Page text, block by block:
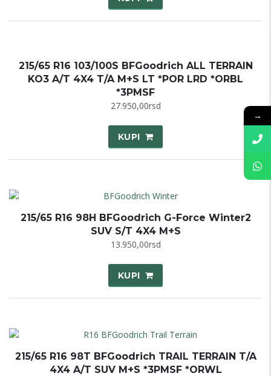
215/65 R16 103/100S BFGoodrich ALL TERRAIN
KO3 A/T 4X4 T/A M+S LT *POR LRD *ORBL
*3PMSF
27.950,00rsd
KUPI
215/65 R16 98H BFGoodrich G-Force Winter2
SUV S/T 4X4 M+S
13.950,00rsd
KUPI
215/65 R16 98T BFGoodrich TRAIL TERRAIN T/A
4X4 A/T SUV M+S *3PMSF *ORWL
→